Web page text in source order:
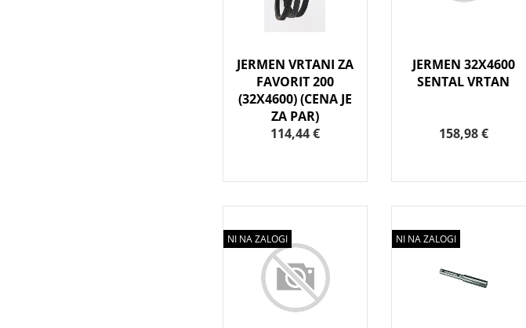
JERMEN VRTANI ZA
FAVORIT 200
(32X4600) (CENA JE
ZA PAR)
114,44 €
JERMEN 32X4600
SENTAL VRTAN
158,98 €
NI NA ZALOGI NI NA ZALOGI